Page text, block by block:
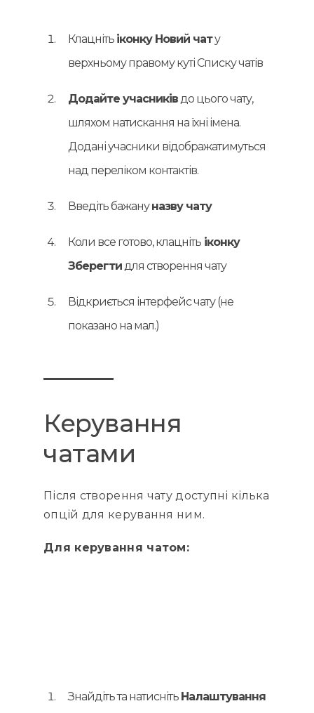
Клацніть іконку Новий чату
верхньому правому куті Списку чатів
Додайте учасниківдо цього чату,
шляхом натискання на їхні імена.
Додані учасники відображатимуться
над переліком контактів.
Введіть бажануназву чату
Коли все готово, клацніть іконку
Зберегтидля створення чату
Відкриється інтерфейс чату (не
показано на мал.)
Керування
чатами
Після створення чату доступні кілька
опцій для керування ним.
Для керування чатом:
Знайдіть та натисніть Налаштування